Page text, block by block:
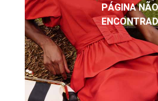
PÁGINA NÃO